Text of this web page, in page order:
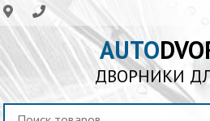
AUTO
ДВОРНИКИ